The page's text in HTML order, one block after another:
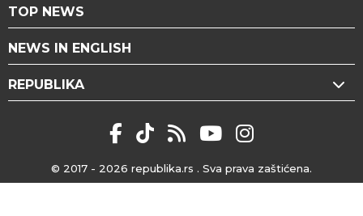
TOP NEWS
NEWS IN ENGLISH
REPUBLIKA
© 2017 - 2026 republika.rs . Sva prava zaštićena.